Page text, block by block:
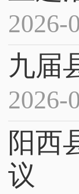
2026-
九届
2026-
阳西
议